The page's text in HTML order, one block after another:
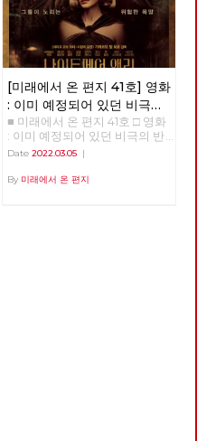
[미래에서 온 편지 41호] 영화
: 이미 예정되어 있던 비극의
반복 – 나이트메어 앨리
■ 미래에서 온 편지 41호 □ 영화
: 이미 예정되어 있던 비극의 반
복 – 나이트메어 앨리 >>>>>>
Date 2022.03.05|
By 미래에서 온 편지